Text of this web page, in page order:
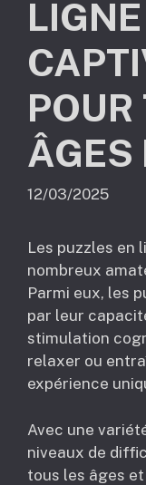
LIGNE
ÂGES
12/03/2025
Les puzzles en
nombreux
Parmi eux, les
par leur
stimulation
relaxer ou
expérience
Avec une
niveaux de
tous les âges